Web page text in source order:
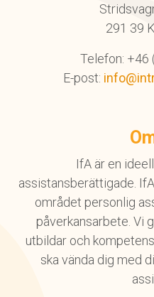
291 39
Telefon: +46
E-post:
IfA är en
assistansberättigade.
området personlig
påverkansarbete. Vi
utbildar och
ska vända dig med